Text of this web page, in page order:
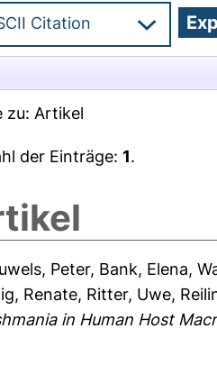
zu: Artikel
der Einträge:1.
Peter, Bank, Elena,
Renate, Ritter, Uwe,
in Human Host